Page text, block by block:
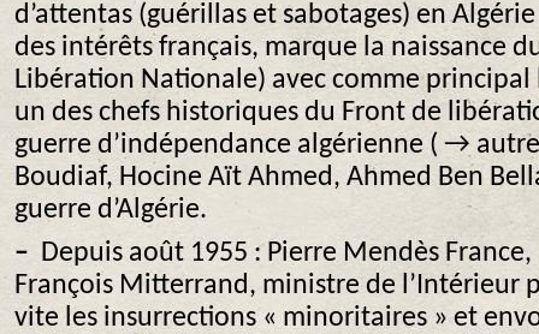
d’attentas (guérillas et sabotages) en
des intérêts français, marque la naissance
Libération Nationale) avec comme principal
un des chefs historiques du Front de
guerre d’indépendance algérienne ( →
Boudiaf, Hocine Aït Ahmed, Ahmed Ben
guerre d’Algérie.
– Depuis août 1955 : Pierre Mendès
François Mitterrand, ministre de l’Intérieur
vite les insurrections « minoritaires » et